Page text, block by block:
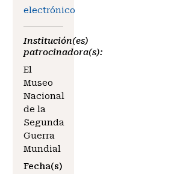
electrónico
Institución(es)
patrocinadora(s):
El
Museo
Nacional
de la
Segunda
Guerra
Mundial
Fecha(s)